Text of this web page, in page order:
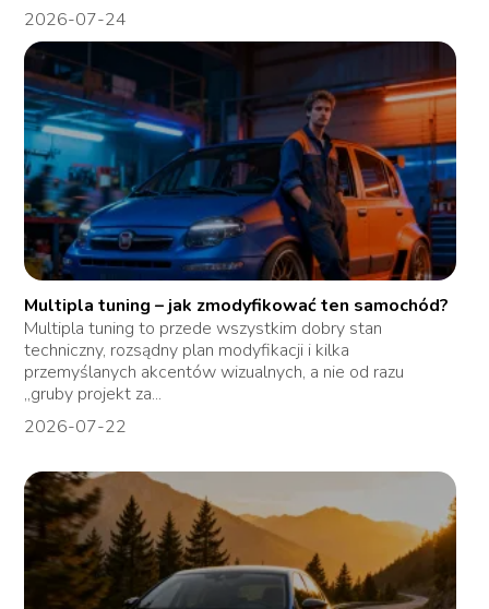
2026-07-24
Multipla tuning – jak zmodyfikować ten samochód?
Multipla tuning to przede wszystkim dobry stan
techniczny, rozsądny plan modyfikacji i kilka
przemyślanych akcentów wizualnych, a nie od razu
„gruby projekt za...
2026-07-22